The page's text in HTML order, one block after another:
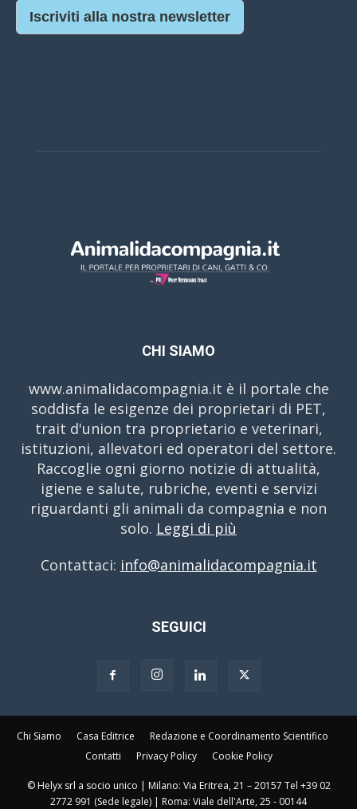
Iscriviti alla nostra newsletter
CHI SIAMO
www.animalidacompagnia.it è il portale che
soddisfa le esigenze dei proprietari di PET,
trait d'union tra proprietario e veterinari,
istituzioni, allevatori ed operatori del settore.
Raccoglie ogni giorno notizie di attualità,
igiene e salute, rubriche, eventi e servizi
riguardanti gli animali da compagnia e non
solo. Leggi di più
Contattaci: info@animalidacompagnia.it
SEGUICI
Chi Siamo Casa Editrice
Redazione e Coordinamento Scientifico
Contatti
Privacy Policy Cookie Policy
© Helyx srl a socio unico | Milano: Via Eritrea, 21 – 20157 Tel +39 02
2772 991 (Sede legale) | Roma: Viale dell'Arte, 25 - 00144